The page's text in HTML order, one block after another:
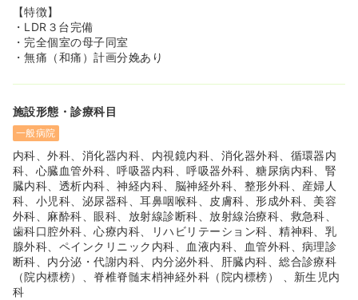
【特徴】
・LDR３台完備
・完全個室の母子同室
・無痛（和痛）計画分娩あり
施設形態・診療科目
一般病院
内科、外科、消化器内科、内視鏡内科、消化器外科、循環器内
科、心臓血管外科、呼吸器内科、呼吸器外科、糖尿病内科、腎
臓内科、透析内科、神経内科、脳神経外科、整形外科、産婦人
科、小児科、泌尿器科、耳鼻咽喉科、皮膚科、形成外科、美容
外科、麻酔科、眼科、放射線診断科、放射線治療科、救急科、
歯科口腔外科、心療内科、リハビリテーション科、精神科、乳
腺外科、ペインクリニック内科、血液内科、血管外科、病理診
断科、内分泌・代謝内科、内分泌外科、肝臓内科、総合診療科
（院内標榜）、脊椎脊髄末梢神経外科（院内標榜） 、新生児内
科